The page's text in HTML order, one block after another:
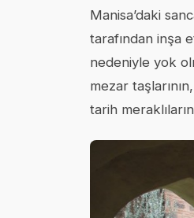
Manisa’daki
tarafından inşa
nedeniyle yok
mezar
tarih